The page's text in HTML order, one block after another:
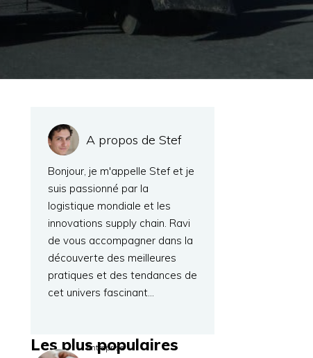
A propos de Stef
Bonjour, je m'appelle Stef et je
suis passionné par la
logistique mondiale et les
innovations supply chain. Ravi
de vous accompagner dans la
découverte des meilleures
pratiques et des tendances de
cet univers fascinant…
Les plus populaires
Entreprise